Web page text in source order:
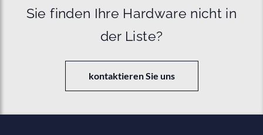
Sie finden Ihre Hardware nicht in
der Liste?
kontaktieren Sie uns